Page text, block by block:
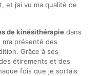
et j’ai vu ma qualité de
de kinésithérapiedans
présenté des
Grâce à ses
étirements et des
fois que je sortais